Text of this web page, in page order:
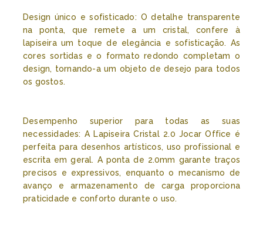
Design único e sofisticado: O detalhe transparente
na ponta, que remete a um cristal, confere à
lapiseira um toque de elegância e sofisticação. As
cores sortidas e o formato redondo completam o
design, tornando-a um objeto de desejo para todos
os gostos.
Desempenho superior para todas as suas
necessidades: A Lapiseira Cristal 2.0 Jocar Office é
perfeita para desenhos artísticos, uso profissional e
escrita em geral. A ponta de 2.0mm garante traços
precisos e expressivos, enquanto o mecanismo de
avanço e armazenamento de carga proporciona
praticidade e conforto durante o uso.